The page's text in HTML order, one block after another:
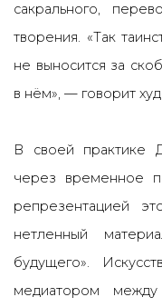
сакрального,
творения. «Так
не выносится за
в нём», — говорит
В своей практике
через временное
репрезентацией
нетленный
будущего».
медиатором